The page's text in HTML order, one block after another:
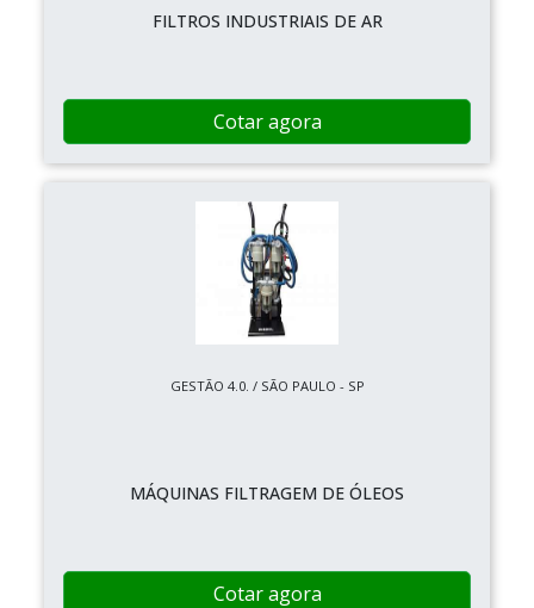
FILTROS INDUSTRIAIS DE AR
Cotar agora
GESTÃO 4.0. / SÃO PAULO - SP
MÁQUINAS FILTRAGEM DE ÓLEOS
Cotar agora